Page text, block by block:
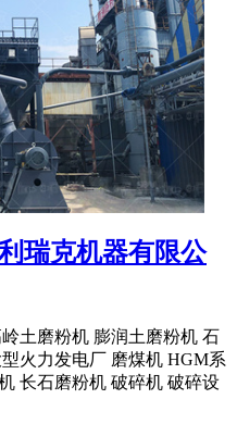
瑞克机器有限公
土磨粉机 膨润土磨粉机 石
火力发电厂 磨煤机 HGM系
长石磨粉机 破碎机 破碎设